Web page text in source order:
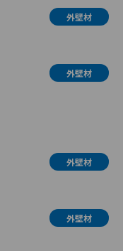
外壁材
外壁材
外壁材
外壁材